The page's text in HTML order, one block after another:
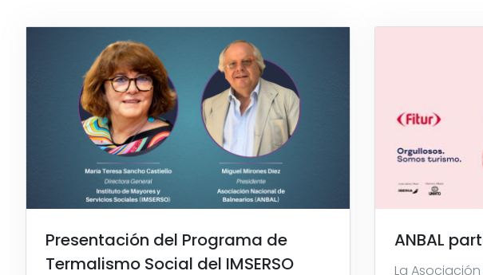
Presentación del Programa de
Termalismo Social del IMSERSO
ANBAL
La